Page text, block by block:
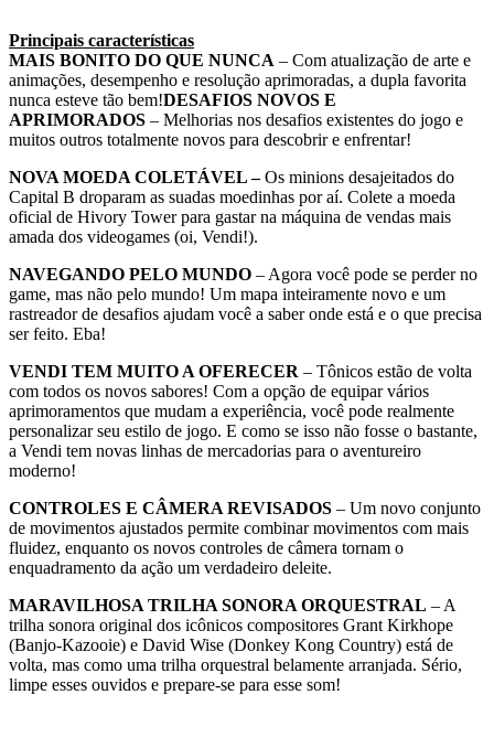
Principais características
MAIS BONITO DO QUE NUNCA – Com atualização de arte e
animações, desempenho e resolução aprimoradas, a dupla favorita
nunca esteve tão bem!DESAFIOS NOVOS E
APRIMORADOS – Melhorias nos desafios existentes do jogo e
muitos outros totalmente novos para descobrir e enfrentar!
NOVA MOEDA COLETÁVEL –Os minions desajeitados do
Capital B droparam as suadas moedinhas por aí. Colete a moeda
oficial de Hivory Tower para gastar na máquina de vendas mais
amada dos videogames (oi, Vendi!).
NAVEGANDO PELO MUNDO – Agora você pode se perder no
game, mas não pelo mundo! Um mapa inteiramente novo e um
rastreador de desafios ajudam você a saber onde está e o que precisa
ser feito. Eba!
VENDI TEM MUITO A OFERECER – Tônicos estão de volta
com todos os novos sabores! Com a opção de equipar vários
aprimoramentos que mudam a experiência, você pode realmente
personalizar seu estilo de jogo. E como se isso não fosse o bastante,
a Vendi tem novas linhas de mercadorias para o aventureiro
moderno!
CONTROLES E CÂMERA REVISADOS – Um novo conjunto
de movimentos ajustados permite combinar movimentos com mais
fluidez, enquanto os novos controles de câmera tornam o
enquadramento da ação um verdadeiro deleite.
MARAVILHOSA TRILHA SONORA ORQUESTRAL – A
trilha sonora original dos icônicos compositores Grant Kirkhope
(Banjo-Kazooie) e David Wise (Donkey Kong Country) está de
volta, mas como uma trilha orquestral belamente arranjada. Sério,
limpe esses ouvidos e prepare-se para esse som!